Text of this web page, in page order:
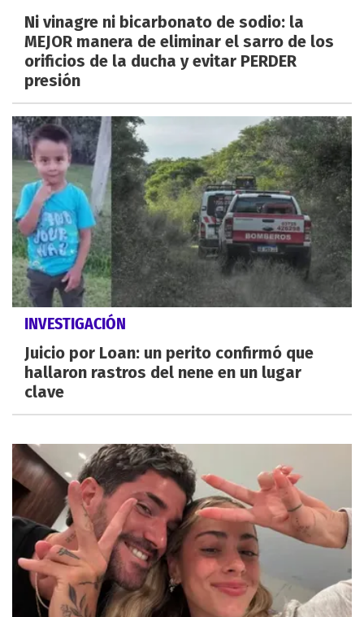
Ni vinagre ni bicarbonato de sodio: la
MEJOR manera de eliminar el sarro de los
orificios de la ducha y evitar PERDER
presión
INVESTIGACIÓN
Juicio por Loan: un perito confirmó que
hallaron rastros del nene en un lugar
clave